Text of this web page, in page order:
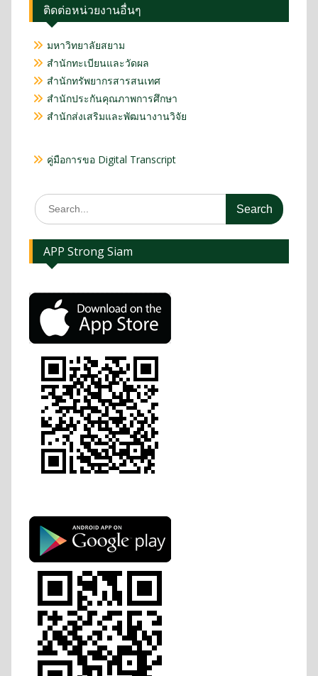
ติดต่อหน่วยงานอื่นๆ
มหาวิทยาลัยสยาม
สำนักทะเบียนและวัดผล
สำนักทรัพยากรสารสนเทศ
สำนักประกันคุณภาพการศึกษา
สำนักส่งเสริมและพัฒนางานวิจัย
คู่มือการขอ Digital Transcript
APP Strong Siam